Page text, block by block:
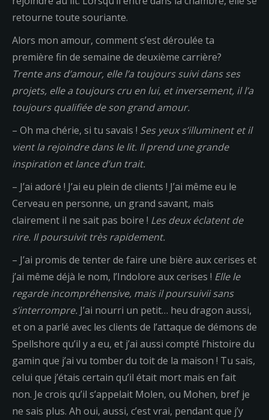
retourne toute souriante.
Alors mon amour, comment s’est déroulée ta
première fin de semaine de deuxième carrière?
Trente ans d’amour, elle l’a toujours suivi dans ses
projets, elle a toujours cru en lui, et inversement, il l’a
toujours qualifiée de son grand amour.
– Oh ma chérie, si tu savais ! Ses yeux s’illuminent et il
vient la rejoindre dans le lit. Il prend une grande
inspiration et lance d’un trait.
– J’ai adoré ! J’ai eu plein de clients ! J’ai même eu le
Cerveau en personne, un grand savant, mais
clairement il ne sait pas boire ! Les deux éclatent de
rire. Il poursuivit très rapidement.
– J’ai promis de tenter de faire une bière aux cerises et
j’ai même déjà le nom, l’Indolore aux cerises ! Elle le
regarde incompréhensive, mais il poursuivii sans
s’interrompre. J’ai nourri un petit… heu dragon aussi,
et on a parlé avec les clients de l’attaque de démons de
Spellshore qu’il y a eu, et j’ai aussi compté l’histoire du
gamin que j’ai vu tomber du toit de la maison ! Tu sais,
celui que j’étais certain qu’il était mort mais en fait
non. Je crois qu’il s’appelait Molen, ou Mohen, bref je
ne sais plus. Ah oui, aussi, c’est vrai, pendant que j’y